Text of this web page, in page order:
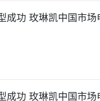
成功 玫琳凯中国市
成功 玫琳凯中国市